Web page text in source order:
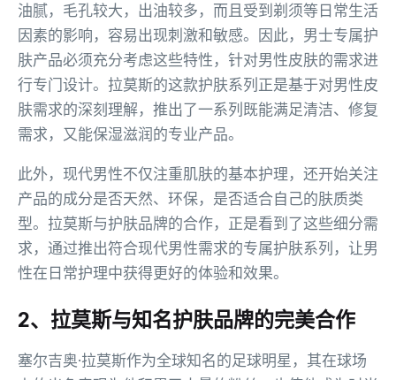
油腻，毛孔较大，出油较多，而且受到剃须等日常生活
因素的影响，容易出现刺激和敏感。因此，男士专属护
肤产品必须充分考虑这些特性，针对男性皮肤的需求进
行专门设计。拉莫斯的这款护肤系列正是基于对男性皮
肤需求的深刻理解，推出了一系列既能满足清洁、修复
需求，又能保湿滋润的专业产品。
此外，现代男性不仅注重肌肤的基本护理，还开始关注
产品的成分是否天然、环保，是否适合自己的肤质类
型。拉莫斯与护肤品牌的合作，正是看到了这些细分需
求，通过推出符合现代男性需求的专属护肤系列，让男
性在日常护理中获得更好的体验和效果。
2、拉莫斯与知名护肤品牌的完美合作
塞尔吉奥·拉莫斯作为全球知名的足球明星，其在球场